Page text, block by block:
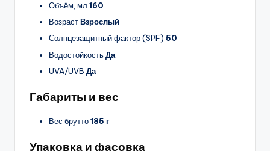
Объём, мл 160
ВозрастВзрослый
Солнцезащитный фактор (SPF) 50
ВодостойкостьДа
UVA/UVB Да
Габариты и вес
Вес брутто185 г
Упаковка и фасовка